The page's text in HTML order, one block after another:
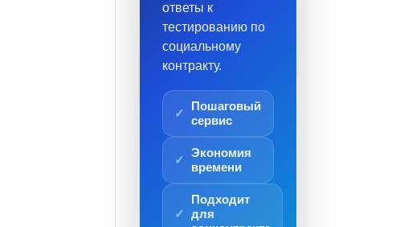
ответы к
тестированию по
социальному
контракту.
Пошаговый
сервис
Экономия
времени
Подходит
для